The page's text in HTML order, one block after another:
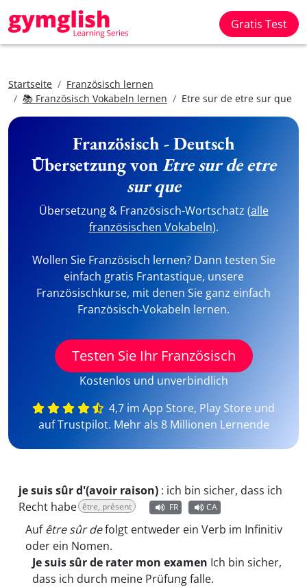
Gratis Test
Startseite
Französisch lernen
📚 Französisch Vokabeln lernen
Etre sur de etre sur que
Französisch - Deutsch
Übersetzung vonEtre sur de etre
sur que
Übersetzung & Französisch-Wortschatz (alle
französischen Vokabeln).
Wollen Sie Französisch lernen? Dann testen Sie
einfach gratis Frantastique, unsere
Französischkurse, mit denen Sie ganz einfach
Französisch-Vokabeln lernen.
Testen Sie Ihr Französisch
Kostenlos und unverbindlich
4,7 im App Store, Play Store und
auf Trustpilot. Mehr als 8 Millionen Lernende
je suis sûr d'(avoir raison) : ich bin sicher, dass ich
Recht habe être, présent FR CA
Aufêtre sûr defolgt entweder ein Verb im Infinitiv
oder ein Nomen.
Je suis sûr de rater mon examen Ich bin sicher,
dass ich durch meine Prüfung falle.